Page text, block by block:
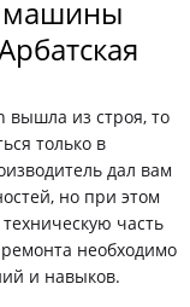
машины
вышла из строя, то
только в
дал вам
но при этом
часть
необходимо
и навыков.